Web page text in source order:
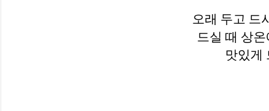
오래 두고 드
드실 때 상
맛있게